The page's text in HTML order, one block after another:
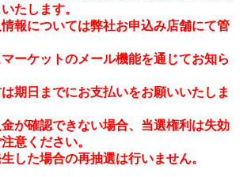
たします。
報については弊社お申込み店舗にて管
ーケットのメール機能を通じてお知ら
期日までにお支払いをお願いいたしま
が確認できない場合、当選権利は失効
意ください。
した場合の再抽選は行いません。